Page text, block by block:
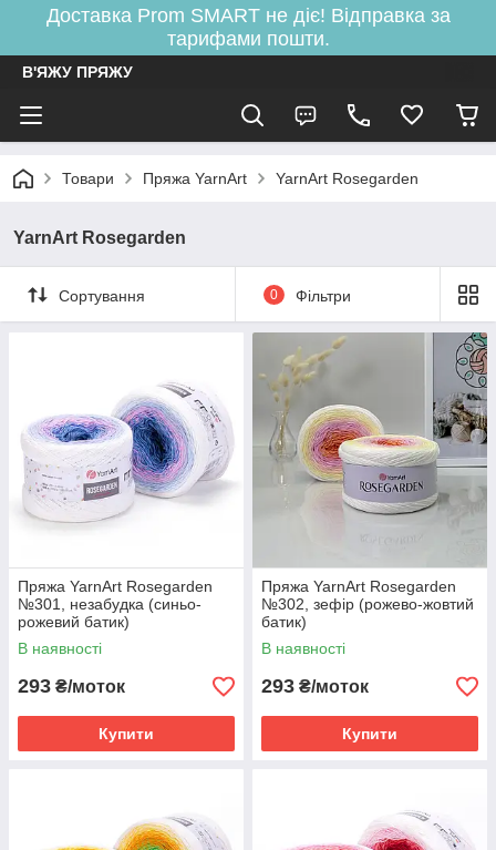
Доставка Prom SMART не діє! Відправка за
тарифами пошти.
В'ЯЖУ ПРЯЖУ
Товари Пряжа YarnArt YarnArt Rosegarden
YarnArt Rosegarden
Сортування 0 Фільтри
Пряжа YarnArt Rosegarden
№301, незабудка (синьо-
рожевий батик)
В наявності
293 ₴/моток
Купити
Пряжа YarnArt Rosegarden
№302, зефір (рожево-жовтий
батик)
В наявності
293 ₴/моток
Купити